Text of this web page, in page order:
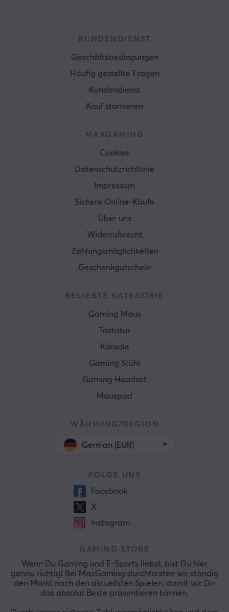
KUNDENDIENST
Geschäftsbedingungen
Häufig gestellte Fragen
Kundendienst
Kauf stornieren
MAXGAMING
Cookies
Datenschutzrichtlinie
Impressum
Sichere Online-Käufe
Über uns
Widerrufsrecht
Zahlungsmöglichkeiten
Geschenkgutschein
BELIEBTE KATEGORIE
Gaming Maus
Tastatur
Konsole
Gaming Stühl
Gaming Headset
Mauspad
WÄHRUNG/REGION
German (EUR)
FOLGE UNS
Facebook
X
Instagram
GAMING STORE
Wenn Du Gaming und E-Sports liebst, bist Du hier
genau richtig! Bei MaxGaming durchforsten wir ständig
den Markt nach den aktuellsten Spielen, damit wir Dir
das absolut Beste präsentieren können.